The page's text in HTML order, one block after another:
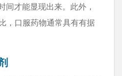
间才能显现出来。此外，
，口服药物通常具有有据